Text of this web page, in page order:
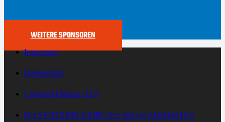
WEITERE SPONSOREN
Impressum
Datenschutz
Cookie-Richtlinie (EU)
Der SYNTAINICS MBC live und auf Abruf bei Dyn